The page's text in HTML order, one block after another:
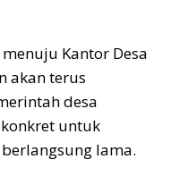
Kantor Desa
akan terus
desa
untuk
lama.